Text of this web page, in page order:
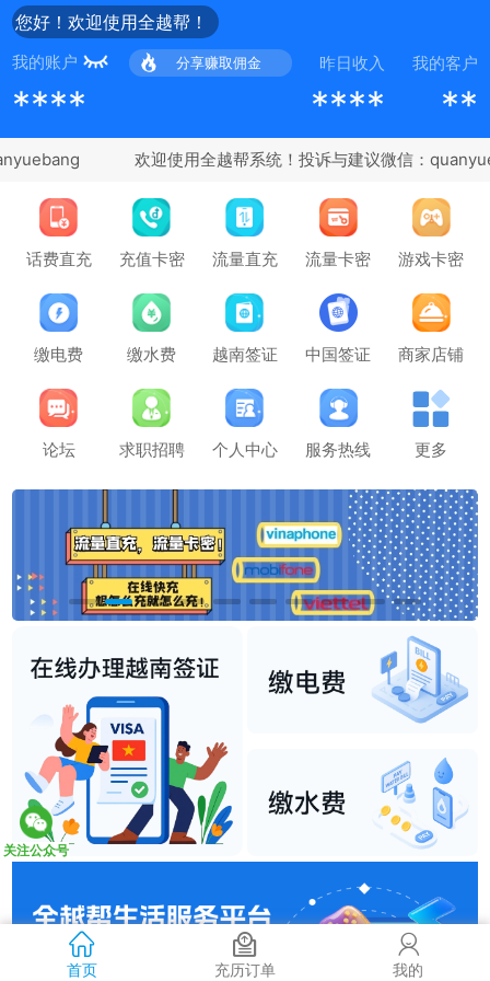
您好！欢迎使用全越帮！
我的账户 分享赚取佣金 昨日收入 我的客户
**** **** **
话费直充 充值卡密 流量直充 流量卡密 游戏卡密
缴电费 缴水费 越南签证 中国签证 商家店铺
论坛 求职招聘 个人中心 服务热线 更多
关注公众号
首页 充历订单 我的